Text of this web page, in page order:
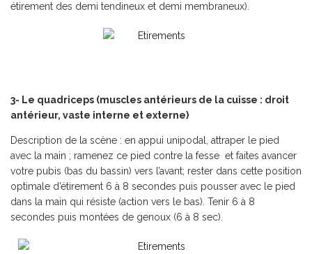
étirement des demi tendineux et demi membraneux).
3- Le quadriceps (muscles antérieurs de la cuisse : droit
antérieur, vaste interne et externe)
Description de la scène : en appui unipodal, attraper le pied
avec la main ; ramenez ce pied contre la fesse et faites avancer
votre pubis (bas du bassin) vers l’avant; rester dans cette position
optimale d’étirement 6 à 8 secondes puis pousser avec le pied
dans la main qui résiste (action vers le bas). Tenir 6 à 8
secondes puis montées de genoux (6 à 8 sec).